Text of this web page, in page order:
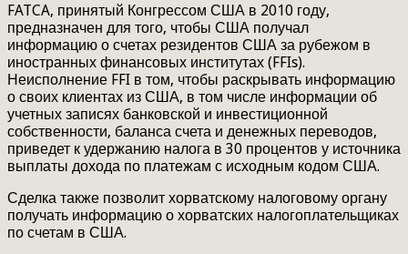
FATCA, принятый Конгрессом США в 2010 году,
предназначен для того, чтобы США получал
информацию о счетах резидентов США за рубежом в
иностранных финансовых институтах (FFIs).
Неисполнение FFI в том, чтобы раскрывать информацию
о своих клиентах из США, в том числе информации об
учетных записях банковской и инвестиционной
собственности, баланса счета и денежных переводов,
приведет к удержанию налога в 30 процентов у источника
выплаты дохода по платежам с исходным кодом США.
Сделка также позволит хорватскому налоговому органу
получать информацию о хорватских налогоплательщиках
по счетам в США.